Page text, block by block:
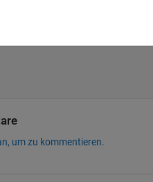
um zu kommentieren.